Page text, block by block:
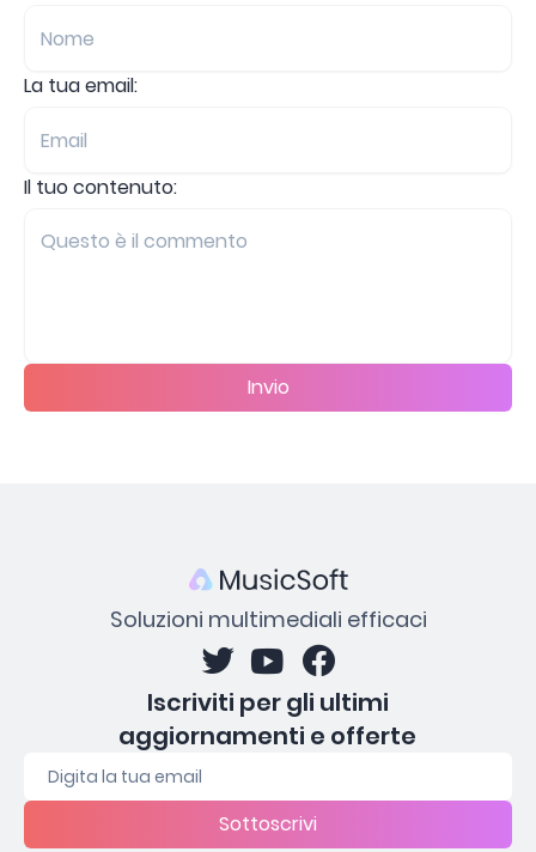
La tua email:
Il tuo contenuto:
Invio
Soluzioni multimediali efficaci
Iscriviti per gli ultimi
aggiornamenti e offerte
Sottoscrivi